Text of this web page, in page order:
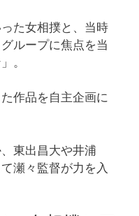
た女相撲と、当時
ループに焦点を当
。
作品を自主企画に
東出昌大や井浦
瀬々監督が力を入